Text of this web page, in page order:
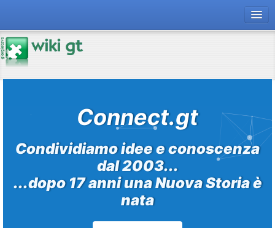
forum gt
magazine
Chi siamo
Connect.gt
Condividiamo idee e conoscenza
dal 2003...
...dopo 17 anni una Nuova Storia è
nata